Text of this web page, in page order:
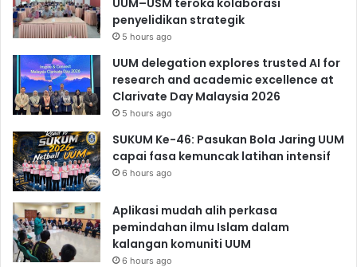
penyelidikan strategik
5 hours ago
UUM delegation explores trusted AI for
research and academic excellence at
Clarivate Day Malaysia 2026
5 hours ago
SUKUM Ke-46: Pasukan Bola Jaring UUM
capai fasa kemuncak latihan intensif
6 hours ago
Aplikasi mudah alih perkasa
pemindahan ilmu Islam dalam
kalangan komuniti UUM
6 hours ago